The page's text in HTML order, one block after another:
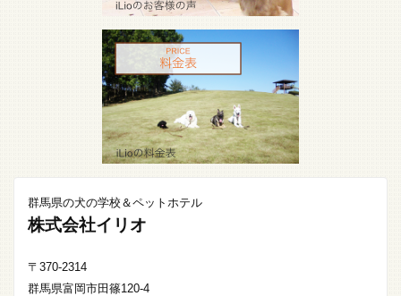
群馬県の犬の学校＆ペットホテル
株式会社イリオ
〒370-2314
群馬県富岡市田篠120-4